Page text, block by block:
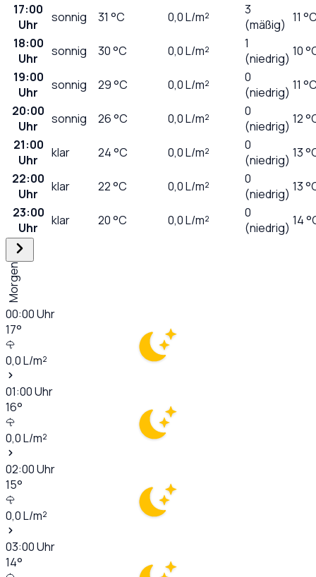
17:00
Uhr
sonnig 31 °C 0,0L/m²
3
(mäßig) 11
18:00
Uhr
sonnig 30°C 0,0L/m²
1
(niedrig) 10
19:00
Uhr
sonnig 29°C 0,0L/m²
0
(niedrig) 11
20:00
Uhr
sonnig 26°C 0,0L/m²
0
(niedrig) 12
21:00
Uhr
klar 24°C 0,0L/m²
0
(niedrig) 13
22:00
Uhr
klar 22°C 0,0L/m²
0
(niedrig) 13
23:00
Uhr
klar 20°C 0,0L/m²
0
(niedrig) 14
Morgen
00:00Uhr
17°
0,0L/m²
01:00Uhr
16°
0,0L/m²
02:00Uhr
15°
0,0L/m²
03:00Uhr
14°